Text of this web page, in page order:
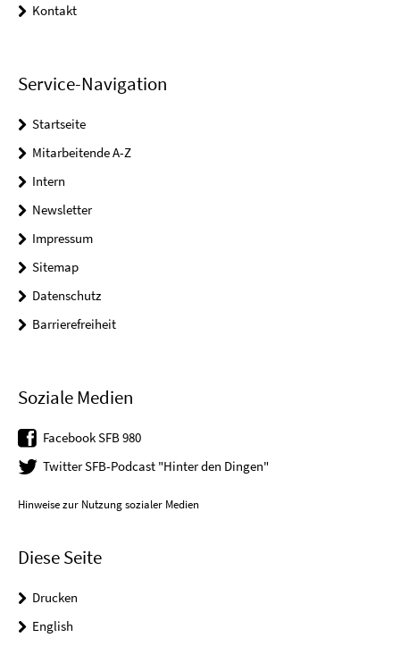
Kontakt
Service-Navigation
Startseite
Mitarbeitende A-Z
Intern
Newsletter
Impressum
Sitemap
Datenschutz
Barrierefreiheit
Soziale Medien
Facebook SFB 980
Twitter SFB-Podcast "Hinter den Dingen"
Hinweise zur Nutzung sozialer Medien
Diese Seite
Drucken
English